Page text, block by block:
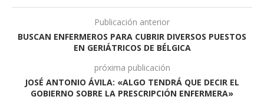
Publicación anterior
BUSCAN ENFERMEROS PARA CUBRIR DIVERSOS PUESTOS
EN GERIÁTRICOS DE BÉLGICA
próxima publicación
JOSÉ ANTONIO ÁVILA: «ALGO TENDRÁ QUE DECIR EL
GOBIERNO SOBRE LA PRESCRIPCIÓN ENFERMERA»